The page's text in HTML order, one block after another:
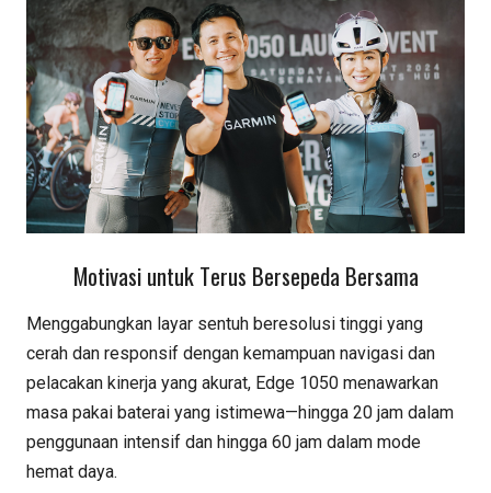
Motivasi untuk Terus Bersepeda Bersama
Menggabungkan layar sentuh beresolusi tinggi yang
cerah dan responsif dengan kemampuan navigasi dan
pelacakan kinerja yang akurat, Edge 1050 menawarkan
masa pakai baterai yang istimewa—hingga 20 jam dalam
penggunaan intensif dan hingga 60 jam dalam mode
hemat daya.